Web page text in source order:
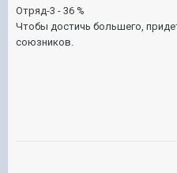
Отряд-3 - 36 %
Чтобы достичь большего,
союзников.